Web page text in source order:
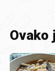
Ovako